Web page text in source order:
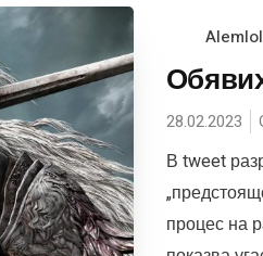
Alemlol
28.02.2023
В tweet
процес на